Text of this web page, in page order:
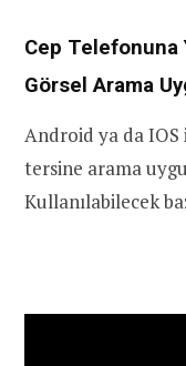
Cep
Görsel Arama
Android ya da
tersine arama
Kullanılabilecek